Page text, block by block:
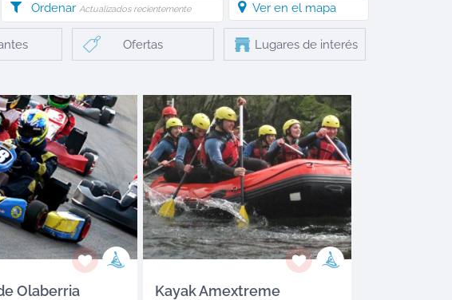
Ordenar Actualizados recientemente Ver en el mapa
Ofertas Lugares de interés
Olaberria Kayak Amextreme